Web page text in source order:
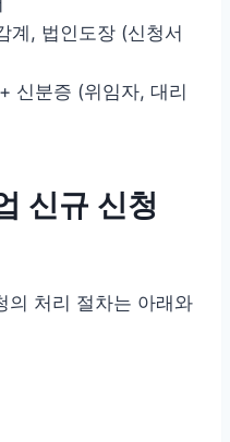
계, 법인도장 (신청서
신분증 (위임자, 대리
신규 신청
의 처리 절차는 아래와